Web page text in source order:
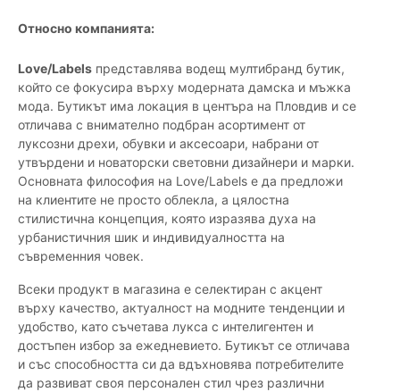
Относно компанията:
Love/Labels представлява водещ мултибранд бутик,
който се фокусира върху модерната дамска и мъжка
мода. Бутикът има локация в центъра на Пловдив и се
отличава с внимателно подбран асортимент от
луксозни дрехи, обувки и аксесоари, набрани от
утвърдени и новаторски световни дизайнери и марки.
Основната философия на Love/Labels е да предложи
на клиентите не просто облекла, а цялостна
стилистична концепция, която изразява духа на
урбанистичния шик и индивидуалността на
съвременния човек.
Всеки продукт в магазина е селектиран с акцент
върху качество, актуалност на модните тенденции и
удобство, като съчетава лукса с интелигентен и
достъпен избор за ежедневието. Бутикът се отличава
и със способността си да вдъхновява потребителите
да развиват своя персонален стил чрез различни